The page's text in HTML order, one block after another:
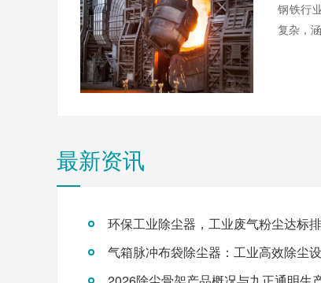
钢铁行
复杂，
最新资讯
环保工业除尘器，工业废气粉尘达标
气箱脉冲布袋除尘器：工业高效除尘